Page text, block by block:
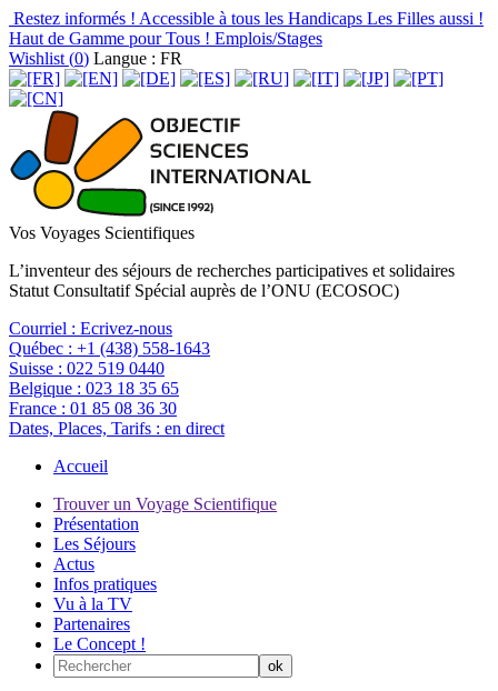
Restez informés ! Accessible à tous les Handicaps Les Filles aussi !
Haut de Gamme pour Tous ! Emplois/Stages
Wishlist (0) Langue : FR
Vos Voyages Scientifiques
L’inventeur des séjours de recherches participatives et solidaires
Statut Consultatif Spécial auprès de l’ONU (ECOSOC)
Courriel : Ecrivez-nous
Québec : +1 (438) 558-1643
Suisse : 022 519 0440
Belgique : 023 18 35 65
France : 01 85 08 36 30
Dates, Places, Tarifs : en direct
Accueil
Trouver un Voyage Scientifique
Présentation
Les Séjours
Actus
Infos pratiques
Vu à la TV
Partenaires
Le Concept !